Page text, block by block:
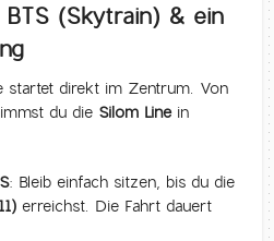
(Skytrain) & ein
startet direkt im Zentrum. Von
du die Silom Linein
Bleib einfach sitzen, bis du die
erreichst. Die Fahrt dauert